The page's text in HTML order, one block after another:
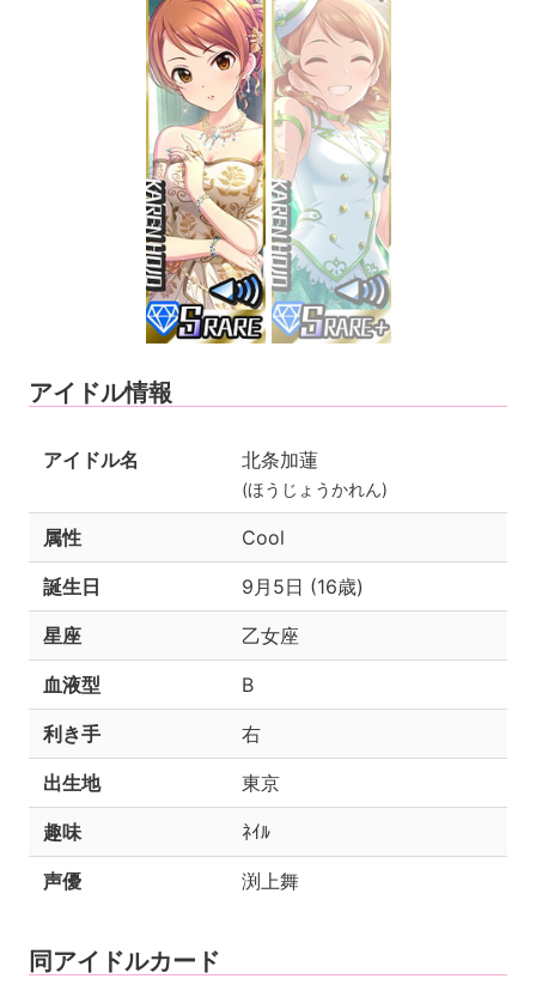
アイドル情報
アイドル名 北条加蓮
(ほうじょうかれん)
属性 Cool
誕生日 9月5日 (16歳)
星座 乙女座
血液型 B
利き手 右
出生地 東京
趣味 ﾈｲﾙ
声優 渕上舞
同アイドルカード